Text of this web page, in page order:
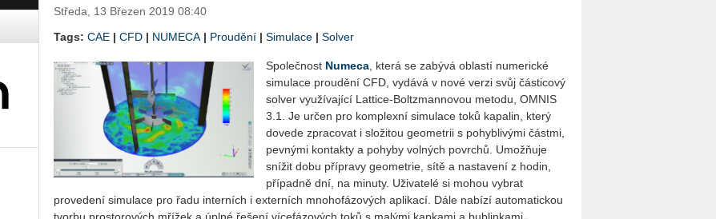
Středa, 13 Březen 2019 08:40
Tags: CAE | CFD | NUMECA | Proudění | Simulace | Solver
Společnost Numeca , která se zabývá oblastí numerické
simulace proudění CFD, vydává v nové verzi svůj částicový
solver využívající Lattice-Boltzmannovou metodu, OMNIS
3.1. Je určen pro komplexní simulace toků kapalin, který
dovede zpracovat i složitou geometrii s pohyblivými částmi,
pevnými kontakty a pohyby volných povrchů. Umožňuje
snížit dobu přípravy geometrie, sítě a nastavení z hodin,
případně dní, na minuty. Uživatelé si mohou vybrat
provedení simulace pro řadu interních i externích mnohofázových aplikací. Dále nabízí automatickou